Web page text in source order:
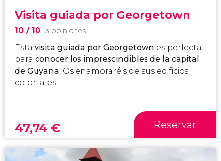
Visita guiada por Georgetown
10 / 10 3 opiniones
Esta visita guiada por Georgetown es perfecta
para conocer los imprescindibles de la capital
de Guyana. Os enamoraréis de sus edificios
coloniales.
47,74 € Reservar